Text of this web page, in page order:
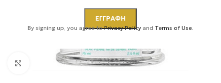
By signing up, you agree toPrivacy Policy and Terms of Use.
Κάντε κλικ για μεγέθυνση